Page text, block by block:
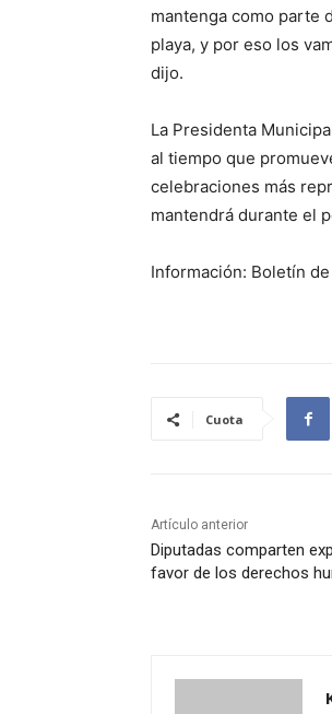
mantenga como parte
playa, y por eso los
dijo.
La Presidenta
al tiempo que
celebraciones más
mantendrá durante el
Información: Boletín
Cuota
Artículo anterior
Diputadas comparten
favor de los derechos